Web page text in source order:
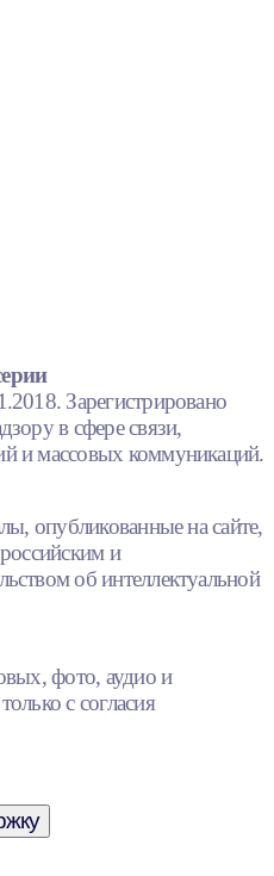
Зарегистрировано
в сфере связи,
и массовых коммуникаций.
опубликованные на сайте,
и
об интеллектуальной
фото, аудио и
с согласия